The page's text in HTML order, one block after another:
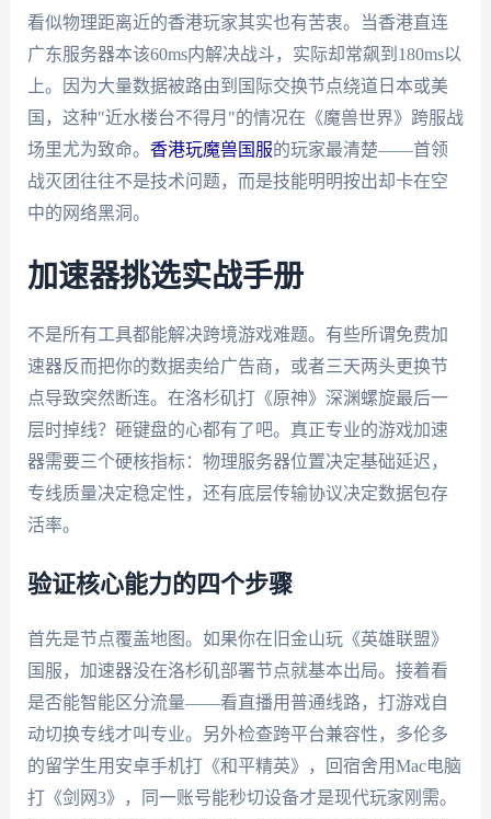
看似物理距离近的香港玩家其实也有苦衷。当香港直连
广东服务器本该60ms内解决战斗，实际却常飙到180ms以
上。因为大量数据被路由到国际交换节点绕道日本或美
国，这种"近水楼台不得月"的情况在《魔兽世界》跨服战
场里尤为致命。 香港玩魔兽国服的玩家最清楚——首领
战灭团往往不是技术问题，而是技能明明按出却卡在空
中的网络黑洞。
加速器挑选实战手册
不是所有工具都能解决跨境游戏难题。有些所谓免费加
速器反而把你的数据卖给广告商，或者三天两头更换节
点导致突然断连。在洛杉矶打《原神》深渊螺旋最后一
层时掉线？砸键盘的心都有了吧。真正专业的游戏加速
器需要三个硬核指标：物理服务器位置决定基础延迟，
专线质量决定稳定性，还有底层传输协议决定数据包存
活率。
验证核心能力的四个步骤
首先是节点覆盖地图。如果你在旧金山玩《英雄联盟》
国服，加速器没在洛杉矶部署节点就基本出局。接着看
是否能智能区分流量——看直播用普通线路，打游戏自
动切换专线才叫专业。另外检查跨平台兼容性，多伦多
的留学生用安卓手机打《和平精英》，回宿舍用Mac电脑
打《剑网3》，同一账号能秒切设备才是现代玩家刚需。